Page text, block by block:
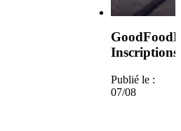
Inscriptions
Publié le :
07/08